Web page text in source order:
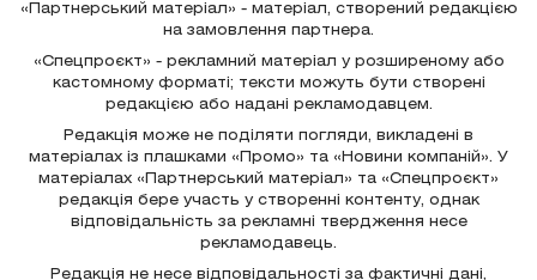
«Партнерський матеріал» - матеріал, створений редакцією
на замовлення партнера.
«Спецпроєкт» - рекламний матеріал у розширеному або
кастомному форматі; тексти можуть бути створені
редакцією або надані рекламодавцем.
Редакція може не поділяти погляди, викладені в
матеріалах із плашками «Промо» та «Новини компаній». У
матеріалах «Партнерський матеріал» та «Спецпроєкт»
редакція бере участь у створенні контенту, однак
відповідальність за рекламні твердження несе
рекламодавець.
Редакція не несе відповідальності за фактичні дані,